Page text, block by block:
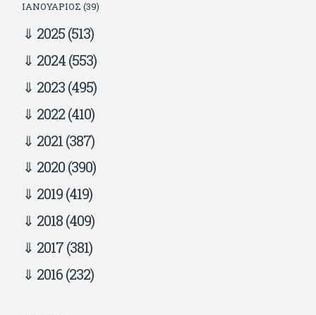
ΙΑΝΟΥΆΡΙΟΣ (39)
2025(513)
2024(553)
2023(495)
2022(410)
2021(387)
2020(390)
2019(419)
2018(409)
2017(381)
2016(232)